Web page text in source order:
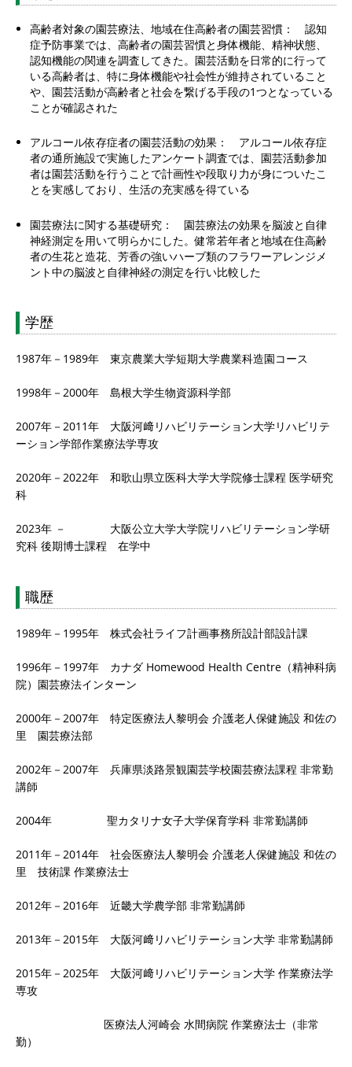
高齢者対象の園芸療法、地域在住高齢者の園芸習慣： 認知
症予防事業では、高齢者の園芸習慣と身体機能、精神状態、
認知機能の関連を調査してきた。園芸活動を日常的に行って
いる高齢者は、特に身体機能や社会性が維持されていること
や、園芸活動が高齢者と社会を繋げる手段の1つとなっている
ことが確認された
アルコール依存症者の園芸活動の効果： アルコール依存症
者の通所施設で実施したアンケート調査では、園芸活動参加
者は園芸活動を行うことで計画性や段取り力が身についたこ
とを実感しており、生活の充実感を得ている
園芸療法に関する基礎研究： 園芸療法の効果を脳波と自律
神経測定を用いて明らかにした。健常若年者と地域在住高齢
者の生花と造花、芳香の強いハーブ類のフラワーアレンジメ
ント中の脳波と自律神経の測定を行い比較した
学歴
1987年－1989年 東京農業大学短期大学農業科造園コース
1998年－2000年 島根大学生物資源科学部
2007年－2011年 大阪河﨑リハビリテーション大学リハビリテ
ーション学部作業療法学専攻
2020年－2022年 和歌山県立医科大学大学院修士課程 医学研究
科
2023年 － 大阪公立大学大学院リハビリテーション学研
究科 後期博士課程 在学中
職歴
1989年－1995年 株式会社ライフ計画事務所設計部設計課
1996年－1997年 カナダ Homewood Health Centre（精神科病
院）園芸療法インターン
2000年－2007年 特定医療法人黎明会 介護老人保健施設 和佐の
里 園芸療法部
2002年－2007年 兵庫県淡路景観園芸学校園芸療法課程 非常勤
講師
2004年 聖カタリナ女子大学保育学科 非常勤講師
2011年－2014年 社会医療法人黎明会 介護老人保健施設 和佐の
里 技術課 作業療法士
2012年－2016年 近畿大学農学部 非常勤講師
2013年－2015年 大阪河﨑リハビリテーション大学 非常勤講師
2015年－2025年 大阪河﨑リハビリテーション大学 作業療法学
専攻
医療法人河崎会 水間病院 作業療法士（非常
勤）